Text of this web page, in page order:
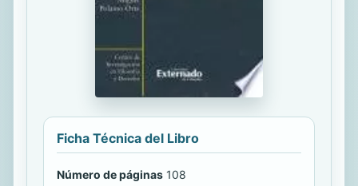
Ficha Técnica del Libro
Número de páginas 108